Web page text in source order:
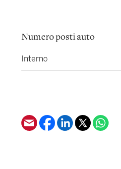
Numero posti auto
Interno